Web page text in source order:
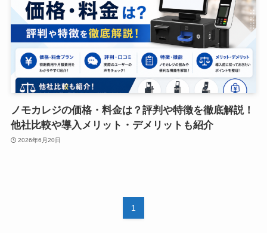
ノモカレジの価格・料金は？評判や特徴を徹底解説！
他社比較や導入メリット・デメリットも紹介
2026年6月20日
1